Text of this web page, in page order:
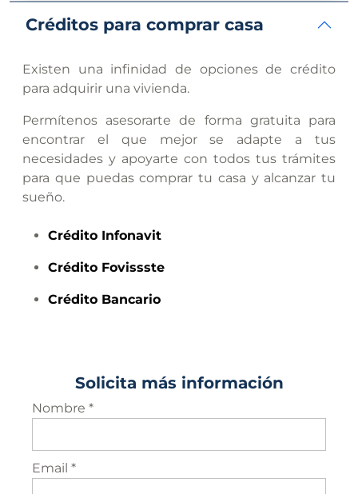
Créditos para comprar casa
Existen una infinidad de opciones de crédito
para adquirir una vivienda.
Permítenos asesorarte de forma gratuita para
encontrar el que mejor se adapte a tus
necesidades y apoyarte con todos tus trámites
para que puedas comprar tu casa y alcanzar tu
sueño.
Crédito Infonavit
Crédito Fovissste
Crédito Bancario
Solicita más información
Nombre *
Email *